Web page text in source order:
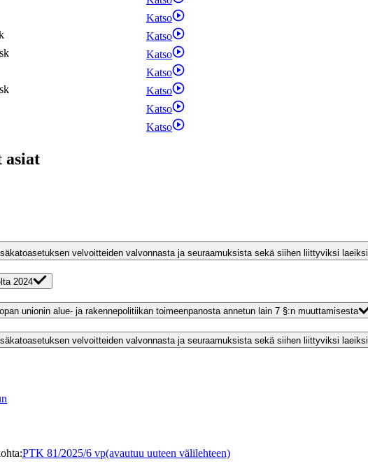
Katso
Katso
Katso
Katso
Katso
Katso
Katso
asiat
velvoitteiden valvonnasta ja seuraamuksista sekä siihen liittyviksi laeiksi
2024
unionin alue- ja rakennepolitiikan toimeenpanosta annetun lain 7 §:n muuttamisesta
velvoitteiden valvonnasta ja seuraamuksista sekä siihen liittyviksi laeiksi
:PTK 81/2025/6 vp(avautuu uuteen välilehteen)